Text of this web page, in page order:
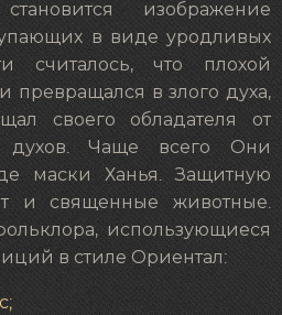
изображение
в виде уродливых
считалось, что плохой
превращался в злого духа,
своего обладателя от
духов. Чаще всего Они
маски Ханья. Защитную
и священные животные.
использующиеся
в стиле Ориентал: